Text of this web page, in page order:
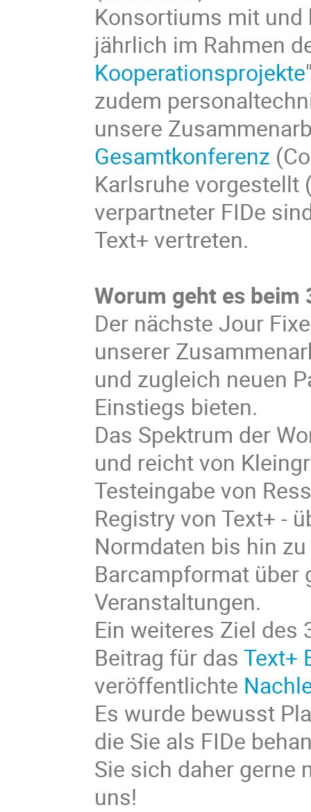
Konsortiums mit und
jährlich im Rahmen
Kooperationsprojekte
zudem
unsere
Gesamtkonferenz
Karlsruhe vorgestellt
verpartneter FIDe
Text+ vertreten.
Worum geht es beim
Der nächste Jour
unserer
und zugleich neuen
Einstiegs bieten.
Das Spektrum der
und reicht von
Testeingabe von
Registry von Text+ -
Normdaten bis hin
Barcampformat über
Veranstaltungen.
Ein weiteres Ziel des
Beitrag für dasText+
veröffentlichte
Es wurde bewusst
die Sie als FIDe
Sie sich daher gerne
uns!